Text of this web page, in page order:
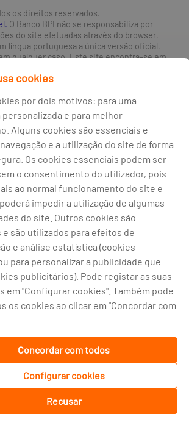
os direitos reservados.
O Banco BPI não se responsabiliza por
do site efetuadas através do browser,
língua portuguesa a única versão oficial,
qualquer caso. Este site encontra-se em
do novo acordo ortográfico.
cookies
por dois motivos: para uma
e para melhor
Alguns cookies são essenciais e
e a utilização do site de forma
Os cookies essenciais podem ser
o consentimento do utilizador, pois
ao normal funcionamento do site e
impedir a utilização de algumas
do site. Outros cookies são
são utilizados para efeitos de
e análise estatística (cookies
para personalizar a publicidade que
publicitários). Pode registar as suas
em "Configurar cookies". Também pode
os cookies ao clicar em "Concordar com
Concordar com todos
Configurar cookies
Recusar